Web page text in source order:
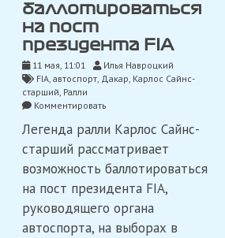
баллотироваться
на пост
президента FIA
11 мая, 11:01
Илья Навроцкий
FIA, автоспорт, Дакар, Карлос Сайнс-
старший, Ралли
Комментироватьon
старший
рассматривает
возможность
баллотироваться
на
пост
президента
FIA
Легенда ралли Карлос Сайнс-
старший рассматривает
возможность баллотироваться
на пост президента FIA,
руководящего органа
автоспорта, на выборах в